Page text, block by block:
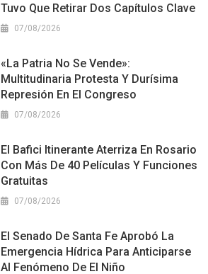
Tuvo Que Retirar Dos Capítulos Clave
07/08/2026
«La Patria No Se Vende»:
Multitudinaria Protesta Y Durísima
Represión En El Congreso
07/08/2026
El Bafici Itinerante Aterriza En Rosario
Con Más De 40 Películas Y Funciones
Gratuitas
07/08/2026
El Senado De Santa Fe Aprobó La
Emergencia Hídrica Para Anticiparse
Al Fenómeno De El Niño